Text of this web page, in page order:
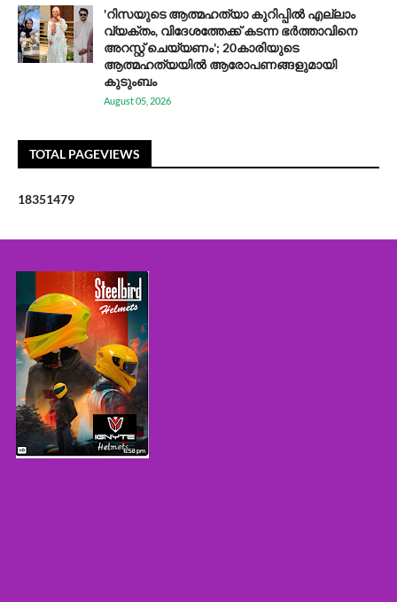
'റിസയുടെ ആത്മഹത്യാ കുറിപ്പിൽ എല്ലാം
വ്യക്തം, വിദേശത്തേക്ക് കടന്ന ഭർത്താവിനെ
അറസ്റ്റ് ചെയ്യണം'; 20കാരിയുടെ
ആത്മഹത്യയിൽ ആരോപണങ്ങളുമായി
കുടുംബം
August 05, 2026
TOTAL PAGEVIEWS
18351479